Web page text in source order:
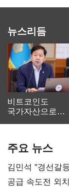
뉴스리듬
비트코인도
국가자산으로…'
주요 뉴스
김민석 "경선갈
사과부터"
공급 속도전 외